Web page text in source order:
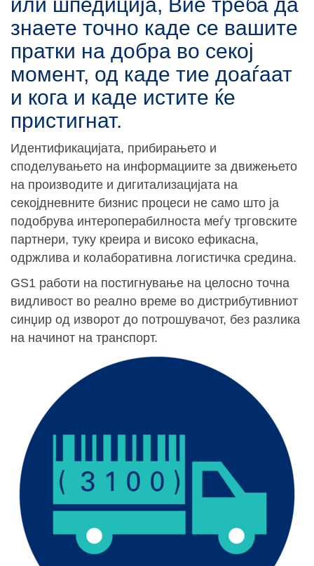
знаете точно каде се вашите
пратки на добра во секој
момент, од каде тие доаѓаат
и кога и каде истите ќе
пристигнат.
Идентификацијата, прибирањето и
споделувањето на информациите за движењето
на производите и дигитализацијата на
секојдневните бизнис процеси не само што ја
подобрува интероперабилноста меѓу трговските
партнери, туку креира и високо ефикасна,
одржлива и колаборативна логистичка средина.
GS1 работи на постигнување на целосно точна
видливост во реално време во дистрибутивниот
синџир од изворот до потрошувачот, без разлика
на начинот на транспорт.